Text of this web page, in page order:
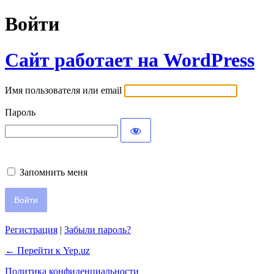
Войти
Сайт работает на WordPress
Имя пользователя или email
Пароль
Запомнить меня
Регистрация | Забыли пароль?
← Перейти к Yep.uz
Политика конфиденциальности